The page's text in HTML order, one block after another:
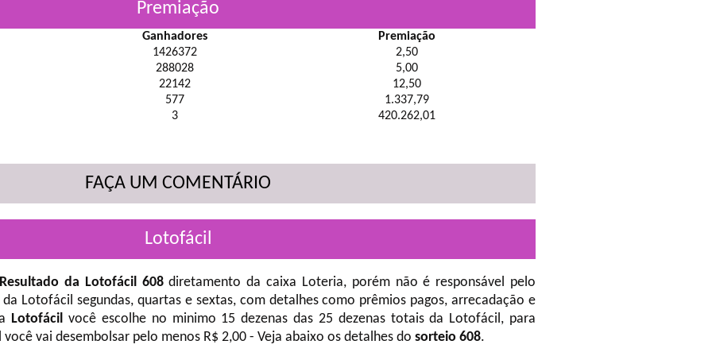
Premiação
Ganhadores
Premiação
1426372
2,50
288028
5,00
22142
12,50
577
1.337,79
3
420.262,01
FAÇA UM COMENTÁRIO
Lotofácil
Resultado da Lotofácil 608diretamento da caixa Loteria, porém não é responsável pelo
da Lotofácil segundas, quartas e sextas, com detalhes como prêmios pagos, arrecadação e
Lotofácil você escolhe no minimo 15 dezenas das 25 dezenas totais da Lotofácil, para
vai desembolsar pelo menos R$ 2,00 - Veja abaixo os detalhes do sorteio 608.